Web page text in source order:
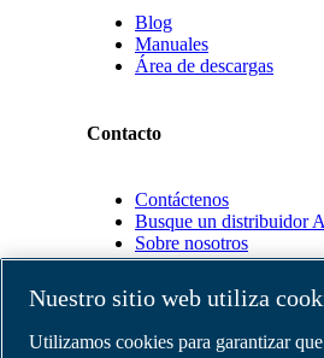
Blog
Manuales
Área de descargas
Contacto
Contáctenos
Busque un distribuidor
Sobre nosotros
Socios
Nuestro sitio web utiliza
Utilizamos cookies para garantizar